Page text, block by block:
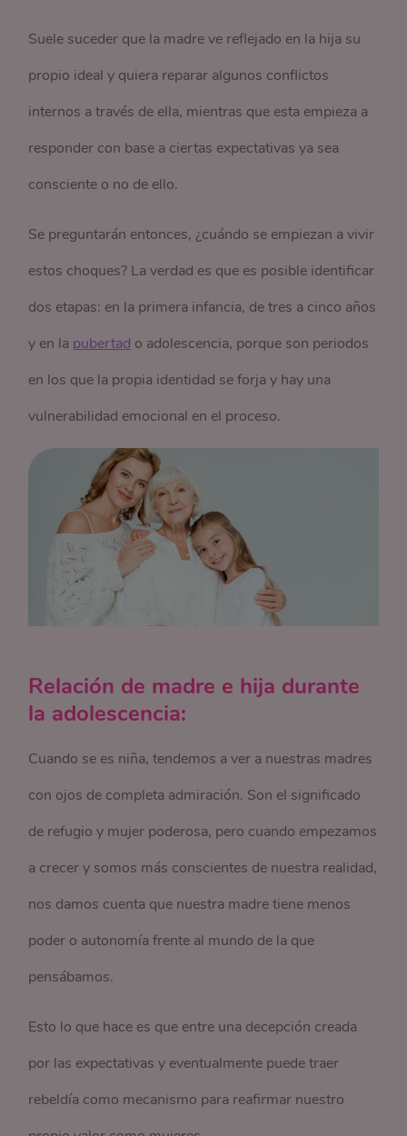
Suele suceder que la madre ve reflejado en la hija su
propio ideal y quiera reparar algunos conflictos
internos a través de ella, mientras que esta empieza a
responder con base a ciertas expectativas ya sea
consciente o no de ello.
Se preguntarán entonces, ¿cuándo se empiezan a vivir
estos choques? La verdad es que es posible identificar
dos etapas: en la primera infancia, de tres a cinco años
y en la pubertad o adolescencia, porque son periodos
en los que la propia identidad se forja y hay una
vulnerabilidad emocional en el proceso.
Relación de madre e hija durante
la adolescencia:
Cuando se es niña, tendemos a ver a nuestras madres
con ojos de completa admiración. Son el significado
de refugio y mujer poderosa, pero cuando empezamos
a crecer y somos más conscientes de nuestra realidad,
nos damos cuenta que nuestra madre tiene menos
poder o autonomía frente al mundo de la que
pensábamos.
Esto lo que hace es que entre una decepción creada
por las expectativas y eventualmente puede traer
rebeldía como mecanismo para reafirmar nuestro